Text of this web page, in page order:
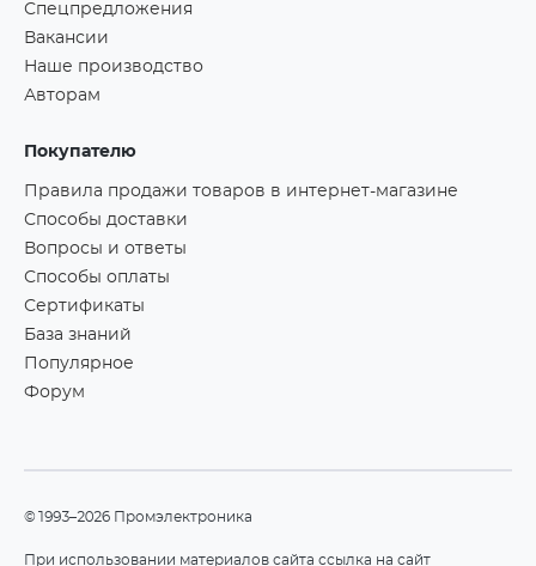
Спецпредложения
Вакансии
Наше производство
Авторам
Покупателю
Правила продажи товаров в интернет-магазине
Способы доставки
Вопросы и ответы
Способы оплаты
Сертификаты
База знаний
Популярное
Форум
©1993–2026 Промэлектроника
При использовании материалов сайта ссылка на сайт